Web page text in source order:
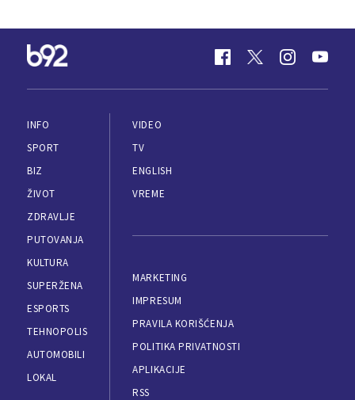
INFO
SPORT
BIZ
ŽIVOT
ZDRAVLJE
PUTOVANJA
KULTURA
SUPERŽENA
ESPORTS
TEHNOPOLIS
AUTOMOBILI
LOKAL
VIDEO
TV
ENGLISH
VREME
MARKETING
IMPRESUM
PRAVILA KORIŠĆENJA
POLITIKA PRIVATNOSTI
APLIKACIJE
RSS